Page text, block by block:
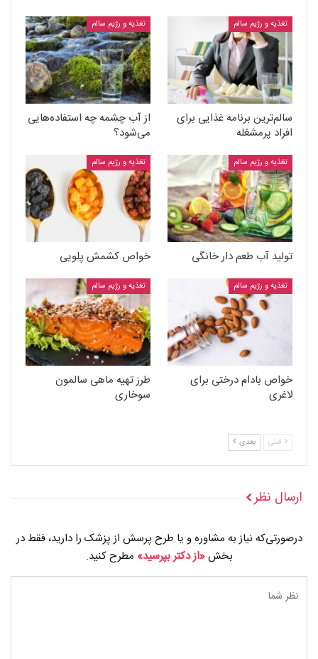
تغذیه و رژیم سالم
سالم‌ترین برنامه غذایی برای
افراد پرمشغله
تغذیه و رژیم سالم
از آب چشمه چه استفاده‌هایی
می‌شود؟
تغذیه و رژیم سالم
تولید آب طعم دار خانگی
تغذیه و رژیم سالم
خواص کشمش پلویی
تغذیه و رژیم سالم
خواص بادام درختی برای
لاغری
تغذیه و رژیم سالم
طرز تهیه ماهی سالمون
سوخاری
قبلی بعدی
ارسال نظر
درصورتی‌که نیاز به مشاوره و یا طرح پرسش از پزشک را دارید، فقط در
بخش«از دکتر بپرسید» مطرح کنید.